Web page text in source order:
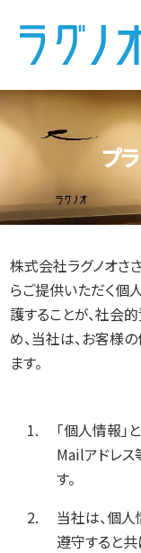
プ
株式会社ラグノオさ
らご提供いただく個
護することが、社会
め、当社は、お客様
ます。
「個人情報」
Mailアドレ
す。
当社は、個
遵守すると